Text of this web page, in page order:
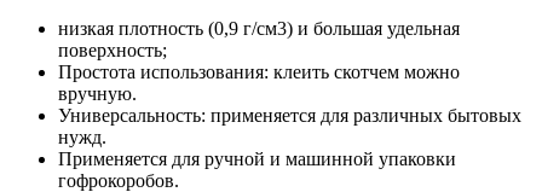
низкая плотность (0,9 г/см3) и большая удельная
поверхность;
Простота использования: клеить скотчем можно
вручную.
Универсальность: применяется для различных бытовых
нужд.
Применяется для ручной и машинной упаковки
гофрокоробов.